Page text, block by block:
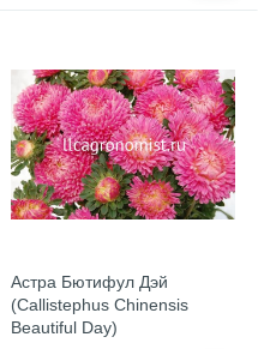
Астра Бютифул Дэй
(Callistephus Chinensis
Beautiful Day)